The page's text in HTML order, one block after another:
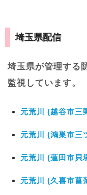
埼玉県配信
埼玉県が管理する
監視しています。
元荒川 (越谷市三
元荒川 (鴻巣市三
元荒川 (蓮田市貝
元荒川 (久喜市菖